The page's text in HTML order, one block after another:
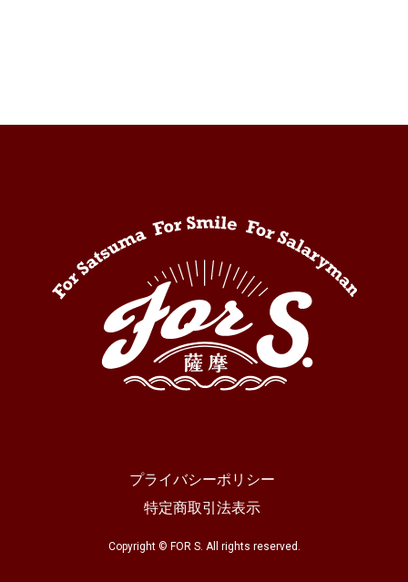
プライバシーポリシー
特定商取引法表示
Copyright © FOR S. All rights reserved.